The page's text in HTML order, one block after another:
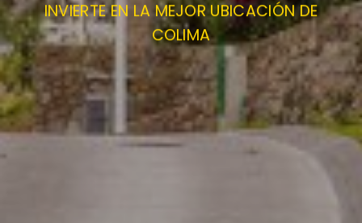
INVIERTE EN LA MEJOR UBICACIÓN DE
COLIMA